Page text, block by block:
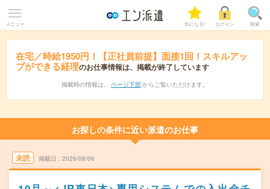
メニュー 気になる! ログイン 検索
在宅／時給1950円！【正社員前提】面接1回！スキルアッ
プができる経理のお仕事情報は、掲載が終了しています
掲載時の情報は、 ページ下部 からご覧いただけます。
お探しの条件に近い派遣のお仕事
未読 掲載日 2026/08/06